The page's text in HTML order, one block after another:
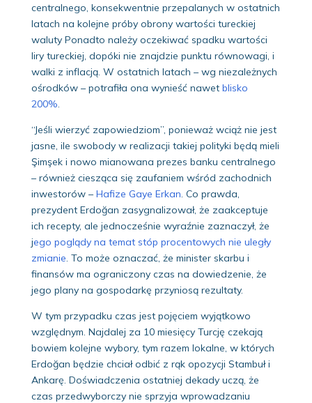
centralnego, konsekwentnie przepalanych w ostatnich
latach na kolejne próby obrony wartości tureckiej
waluty Ponadto należy oczekiwać spadku wartości
liry tureckiej, dopóki nie znajdzie punktu równowagi, i
walki z inflacją. W ostatnich latach – wg niezależnych
ośrodków – potrafiła ona wynieść nawet blisko
200%.
“Jeśli wierzyć zapowiedziom”, ponieważ wciąż nie jest
jasne, ile swobody w realizacji takiej polityki będą mieli
Şimşek i nowo mianowana prezes banku centralnego
– również ciesząca się zaufaniem wśród zachodnich
inwestorów – Hafize Gaye Erkan. Co prawda,
prezydent Erdoğan zasygnalizował, że zaakceptuje
ich recepty, ale jednocześnie wyraźnie zaznaczył, że
jego poglądy na temat stóp procentowych nie uległy
zmianie. To może oznaczać, że minister skarbu i
finansów ma ograniczony czas na dowiedzenie, że
jego plany na gospodarkę przyniosą rezultaty.
W tym przypadku czas jest pojęciem wyjątkowo
względnym. Najdalej za 10 miesięcy Turcję czekają
bowiem kolejne wybory, tym razem lokalne, w których
Erdoğan będzie chciał odbić z rąk opozycji Stambuł i
Ankarę. Doświadczenia ostatniej dekady uczą, że
czas przedwyborczy nie sprzyja wprowadzaniu